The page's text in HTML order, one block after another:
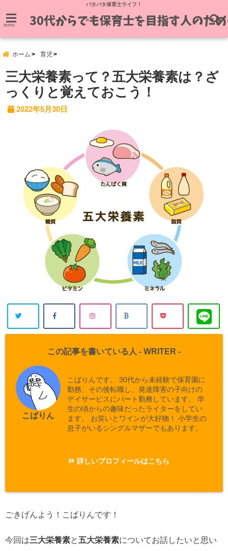
バタバタ保育士ライフ！
menu
ホーム 育児
三大栄養素って？五大栄養素は？ざ
っくりと覚えておこう！
2022年5月30日
この記事を書いている人 - WRITER -
こばりん
こばりんです。 30代から未経験で保育園に
勤務、その後転職し、発達障害の子向けの
デイサービスにパート勤務しています。 学
生の頃からの趣味だったライターをしてい
ます。 お笑いとワインが大好物！ 小学生の
息子がいるシングルマザーでもあります。
詳しいプロフィールはこちら
ごきげんよう！こばりんです！
今回は三大栄養素と 五大栄養素についてお話したいと思い